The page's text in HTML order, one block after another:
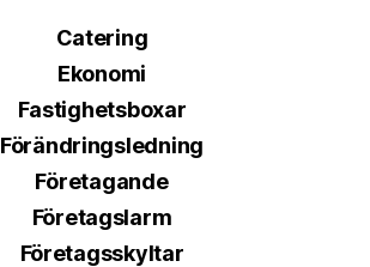
Catering
Ekonomi
Fastighetsboxar
Förändringsledning
Företagande
Företagslarm
Företagsskyltar